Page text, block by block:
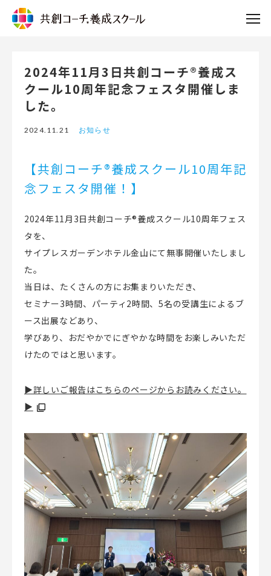
2024年11月3日共創コーチ®養成ス
クール10周年記念フェスタ開催しま
した。
2024.11.21 お知らせ
【共創コーチ®養成スクール10周年記
念フェスタ開催！】
2024年11月3日共創コーチ®養成スクール10周年フェス
タを、
サイプレスガーデンホテル金山にて無事開催いたしまし
た。
当日は、たくさんの方にお集まりいただき、
セミナー3時間、パーティ2時間、5名の受講生によるブ
ース出展などあり、
学びあり、おだやかでにぎやかな時間をお楽しみいただ
けたのではと思います。
▶詳しいご報告はこちらのページからお読みください。
▶